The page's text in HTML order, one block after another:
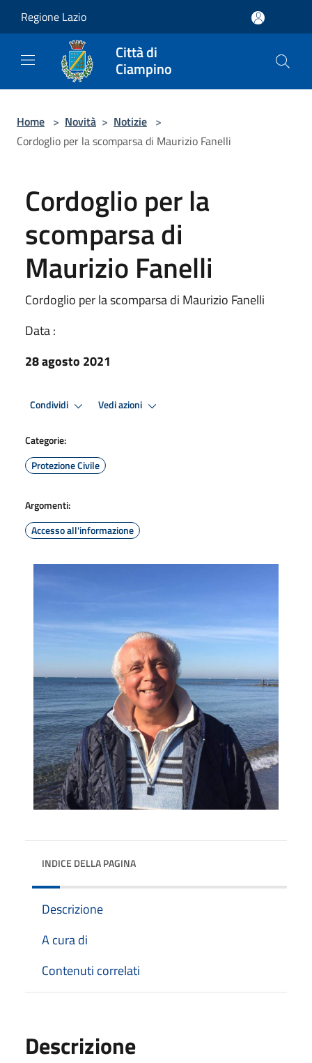
Regione Lazio
Città di
Ciampino
Home > Novità > Notizie >
Cordoglio per la scomparsa di Maurizio Fanelli
Cordoglio per la
scomparsa di
Maurizio Fanelli
Cordoglio per la scomparsa di Maurizio Fanelli
Data :
28 agosto 2021
Condividi Vedi azioni
Categorie:
Protezione Civile
Argomenti:
Accesso all'informazione
INDICE DELLA PAGINA
Descrizione
A cura di
Contenuti correlati
Descrizione